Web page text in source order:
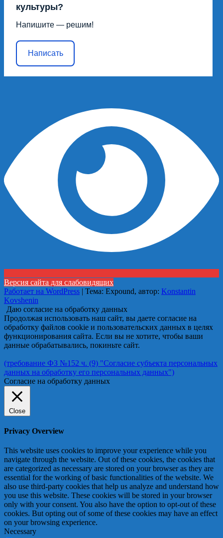
культуры?
Напишите — решим!
Написать
Версия сайта для слабовидящих
Работает на WordPress | Тема: Expound, автор: Konstantin
Kovshenin
Даю согласие на обработку данных
Продолжая использовать наш сайт, вы даете согласие на
обработку файлов cookie и пользовательских данных в целях
функционирования сайта. Если вы не хотите, чтобы ваши
данные обрабатывались, покиньте сайт.
(требование ФЗ №152 ч. (9) "Согласие субъекта персональных
данных на обработку его персональных данных")
Согласие на обработку данных
Close
Privacy Overview
This website uses cookies to improve your experience while you
navigate through the website. Out of these cookies, the cookies that
are categorized as necessary are stored on your browser as they are
essential for the working of basic functionalities of the website. We
also use third-party cookies that help us analyze and understand how
you use this website. These cookies will be stored in your browser
only with your consent. You also have the option to opt-out of these
cookies. But opting out of some of these cookies may have an effect
on your browsing experience.
Necessary